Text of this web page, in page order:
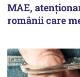
MAE,
românii care